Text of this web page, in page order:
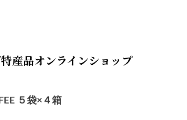
産品オンラインショップ
５袋×４箱